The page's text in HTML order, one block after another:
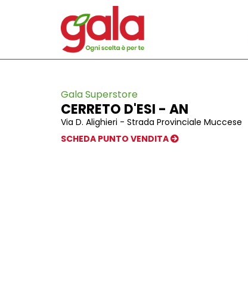
Gala Superstore
CERRETO D'ESI - AN
Via D. Alighieri - Strada Provinciale Muccese
SCHEDA PUNTO VENDITA